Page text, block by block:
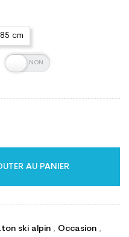
85 cm
AU PANIER
ski alpin , Occasion ,